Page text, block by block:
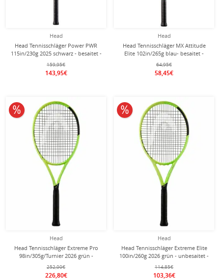
Head
Head Tennisschläger Power PWR
115in/230g 2025 schwarz - besaitet -
159,95€
143,95€
Head
Head Tennisschläger MX Attitude
Elite 102in/265g blau- besaitet -
64,95€
58,45€
Head
Head Tennisschläger Extreme Pro
98in/305g/Turnier 2026 grün -
unbesaitet -
252,00€
226,80€
10% reduziert
Head
Head Tennisschläger Extreme Elite
100in/260g 2026 grün - unbesaitet -
114,85€
103,36€
10% reduziert